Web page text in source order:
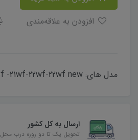
مدل های: Tmakota 16wf -21wf-22wf-22wf new
ارسال به کل کشور
تحویل یک تا دو روزه درب محل